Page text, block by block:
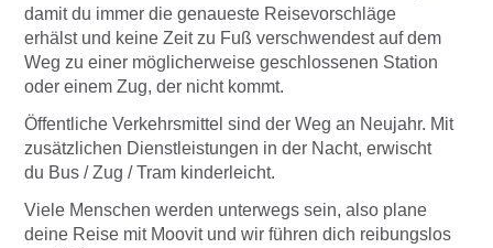
damit du immer die genaueste Reisevorschläge
erhälst und keine Zeit zu Fuß verschwendest auf dem
Weg zu einer möglicherweise geschlossenen Station
oder einem Zug, der nicht kommt.
Öffentliche Verkehrsmittel sind der Weg an Neujahr. Mit
zusätzlichen Dienstleistungen in der Nacht, erwischt
du Bus / Zug / Tram kinderleicht.
Viele Menschen werden unterwegs sein, also plane
deine Reise mit Moovit und wir führen dich reibungslos